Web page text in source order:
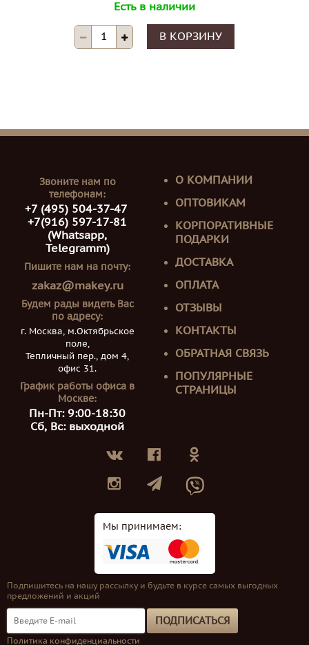
Есть в наличии
В КОРЗИНУ
Звоните нам по
телефонам:
+7 (495) 504-37-47
+7(916) 597-17-81
(Whatsapp,
Telegramm)
Пишите нам на почту:
zakaz@makey.ru
Будем рады видеть Вас
по адресу:
г. Москва, м.Октябрьское
поле,
Тепличный пер., дом 4,
офис 31.
График работы офиса в
Москве:
Пн-Пт: 9:00-18:30
Сб, Вс: выходной
О КОМПАНИИ
ОПТОВИКАМ
КОРПОРАТИВНЫЕ
ПОДАРКИ
ДОСТАВКА
ОПЛАТА
ОТЗЫВЫ
КОНТАКТЫ
ОБРАТНАЯ СВЯЗЬ
ПОПУЛЯРНЫЕ
СТРАНИЦЫ
Мы принимаем:
Подпишитесь на нашу рассылку и будьте в курсе самых выгодных
предложений и акций
ПОДПИСАТЬСЯ
Политика конфиденциальности